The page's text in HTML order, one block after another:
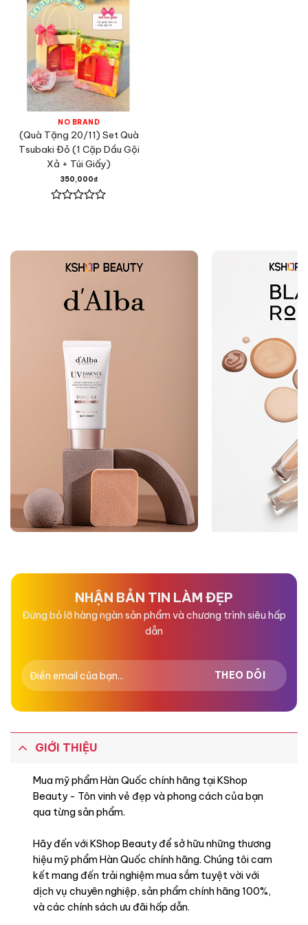
NO BRAND
(Quà Tặng 20/11) Set Quà
Tsubaki Đỏ (1 Cặp Dầu Gội
Xả + Túi Giấy)
350,000₫
sao
NHẬN BẢN TIN LÀM ĐẸP
Đừng bỏ lỡ hàng ngàn sản phẩm và chương trình siêu hấp
dẫn
GIỚI THIỆU
Mua mỹ phẩm Hàn Quốc chính hãng tại KShop
Beauty - Tôn vinh vẻ đẹp và phong cách của bạn
qua từng sản phẩm.
Hãy đến với KShop Beauty để sở hữu những thương
hiệu mỹ phẩm Hàn Quốc chính hãng. Chúng tôi cam
kết mang đến trải nghiệm mua sắm tuyệt vời với
dịch vụ chuyên nghiệp, sản phẩm chính hãng 100%,
và các chính sách ưu đãi hấp dẫn.